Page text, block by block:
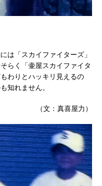
は「スカイファイターズ」
らく「壷屋スカイファイタ
わりとハッキリ見えるの
知れません。
（文：真喜屋力）